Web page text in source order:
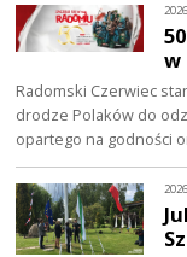
w
Radomski Czerwiec
drodze Polaków do
opartego na godności